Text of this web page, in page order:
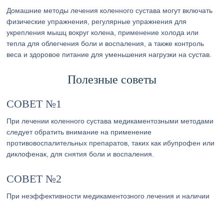
Домашние методы лечения коленного сустава могут включать
физические упражнения, регулярные упражнения для
укрепления мышц вокруг колена, применение холода или
тепла для облегчения боли и воспаления, а также контроль
веса и здоровое питание для уменьшения нагрузки на сустав.
Полезные советы
СОВЕТ №1
При лечении коленного сустава медикаментозными методами
следует обратить внимание на применение
противовоспалительных препаратов, таких как ибупрофен или
диклофенак, для снятия боли и воспаления.
СОВЕТ №2
При неэффективности медикаментозного лечения и наличии